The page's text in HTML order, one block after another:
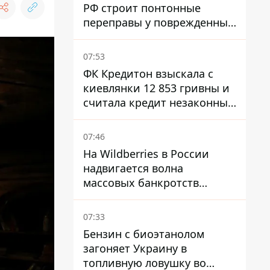
РФ строит понтонные
переправы у поврежденных
мостов на ТОТ
07:53
ФК Кредитон взыскала с
киевлянки 12 853 гривны и
считала кредит незаконным
- что решил суд
07:46
На Wildberries в России
надвигается волна
массовых банкротств
продавцов - Reuters
07:33
Бензин с биоэтанолом
загоняет Украину в
топливную ловушку во